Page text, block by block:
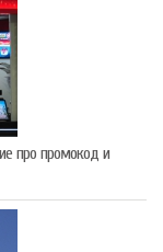
про промокод и